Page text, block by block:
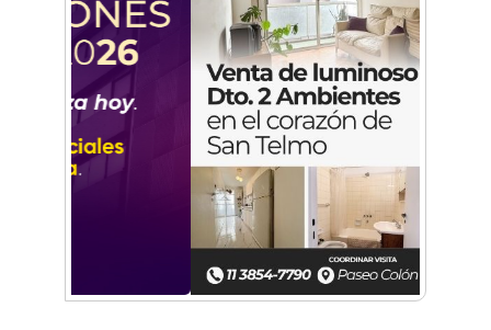
Empezá a estudiar en agosto: la Universidad
de Morón abrió las inscripciones para el
segundo cuatrimestre